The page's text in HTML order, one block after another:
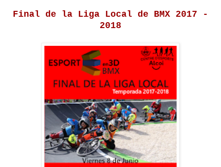
Final de la Liga Local de BMX 2017 -
2018